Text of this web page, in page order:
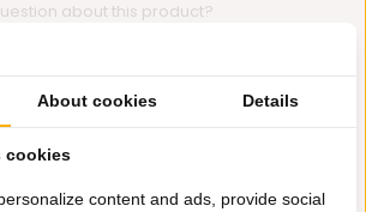
about this product?
to help you find the right product
About cookies Details
cookies
content and ads, provide social